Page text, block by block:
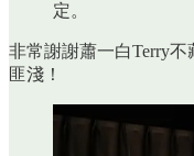
定。
非常謝謝蕭一白Terry
匪淺！